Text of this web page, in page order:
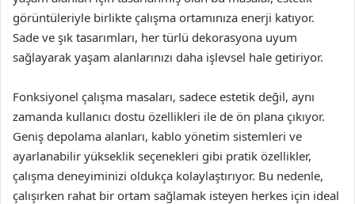
görüntüleriyle birlikte çalışma ortamınıza enerji katıyor.
Sade ve şık tasarımları, her türlü dekorasyona uyum
sağlayarak yaşam alanlarınızı daha işlevsel hale getiriyor.
Fonksiyonel çalışma masaları, sadece estetik değil, aynı
zamanda kullanıcı dostu özellikleri ile de ön plana çıkıyor.
Geniş depolama alanları, kablo yönetim sistemleri ve
ayarlanabilir yükseklik seçenekleri gibi pratik özellikler,
çalışma deneyiminizi oldukça kolaylaştırıyor. Bu nedenle,
çalışırken rahat bir ortam sağlamak isteyen herkes için ideal